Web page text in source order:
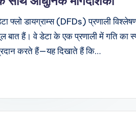
फ्लो डायग्राम्स (DFDs) प्रणाली
बात हैं। वे डेटा के एक प्रणाली में गति का
करते हैं—यह दिखाते हैं कि…